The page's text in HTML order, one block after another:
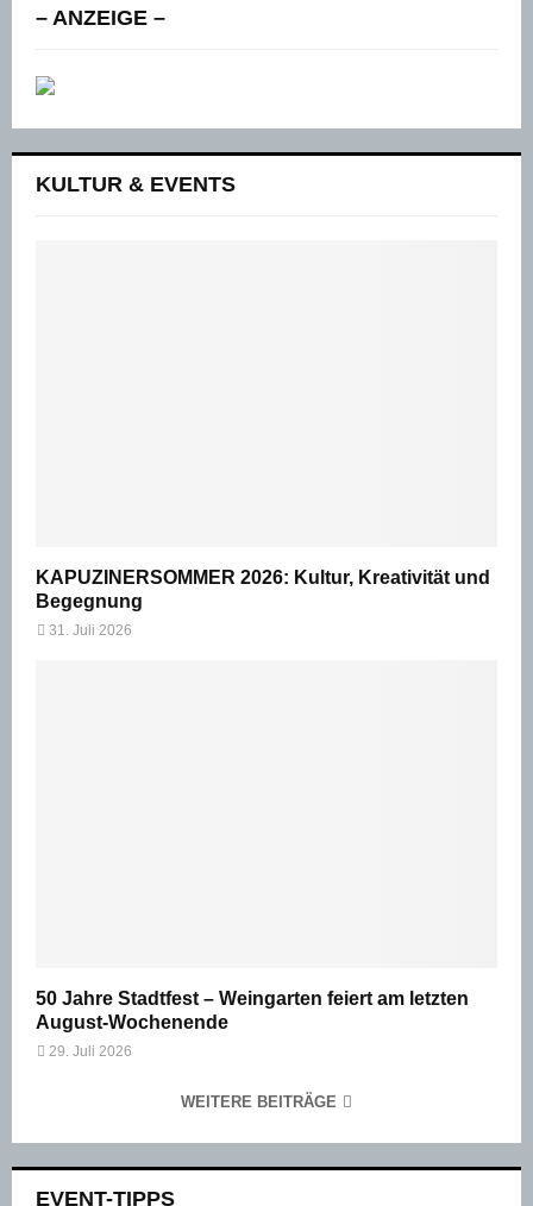
– ANZEIGE –
KULTUR & EVENTS
KAPUZINERSOMMER 2026: Kultur, Kreativität und
Begegnung
31. Juli 2026
50 Jahre Stadtfest – Weingarten feiert am letzten
August-Wochenende
29. Juli 2026
WEITERE BEITRÄGE
EVENT-TIPPS